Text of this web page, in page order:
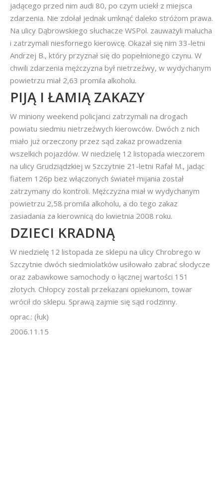
jadącego przed nim audi 80, po czym uciekł z miejsca
zdarzenia. Nie zdołał jednak umknąć daleko stróżom prawa.
Na ulicy Dąbrowskiego słuchacze WSPol. zauważyli malucha
i zatrzymali niesfornego kierowcę. Okazał się nim 33-letni
Andrzej B., który przyznał się do popełnionego czynu. W
chwili zdarzenia mężczyzna był nietrzeźwy, w wydychanym
powietrzu miał 2,63 promila alkoholu.
PIJĄ I ŁAMIĄ ZAKAZY
W miniony weekend policjanci zatrzymali na drogach
powiatu siedmiu nietrzeźwych kierowców. Dwóch z nich
miało już orzeczony przez sąd zakaz prowadzenia
wszelkich pojazdów. W niedzielę 12 listopada wieczorem
na ulicy Grudziądzkiej w Szczytnie 21-letni Rafał M., jadąc
fiatem 126p bez włączonych świateł mijania został
zatrzymany do kontroli. Mężczyzna miał w wydychanym
powietrzu 2,58 promila alkoholu, a do tego zakaz
zasiadania za kierownicą do kwietnia 2008 roku.
DZIECI KRADNĄ
W niedzielę 12 listopada ze sklepu na ulicy Chrobrego w
Szczytnie dwóch siedmiolatków usiłowało zabrać słodycze
oraz zabawkowe samochody o łącznej wartości 151
złotych. Chłopcy zostali przekazani opiekunom, towar
wrócił do sklepu. Sprawą zajmie się sąd rodzinny.
oprac.: (łuk)
2006.11.15